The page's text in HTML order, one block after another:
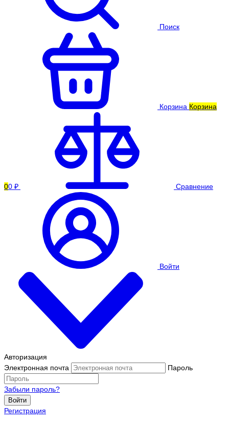
Поиск
Корзина Корзина
00 ₽ Сравнение
Войти
Авторизация
Электронная почта
Пароль
Забыли пароль?
Войти
Регистрация